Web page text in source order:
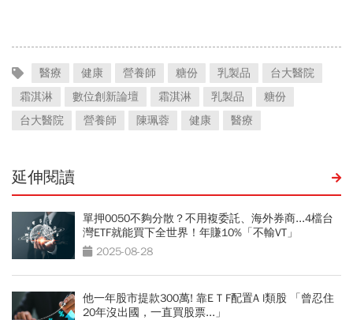
醫療 健康 營養師 糖份 乳製品
台大醫院
霜淇淋
數位創新論壇 霜淇淋 乳製品
糖份
台大醫院
營養師 陳珮蓉 健康 醫療
延伸閱讀
單押0050不夠分散？不用複委託、海外券商...4檔台
灣ETF就能買下全世界！年賺10%「不輸VT」
2025-08-28
他一年股市提款300萬! 靠E T F配置A l類股 「曾忍住
20年沒出國，一直買股票...」